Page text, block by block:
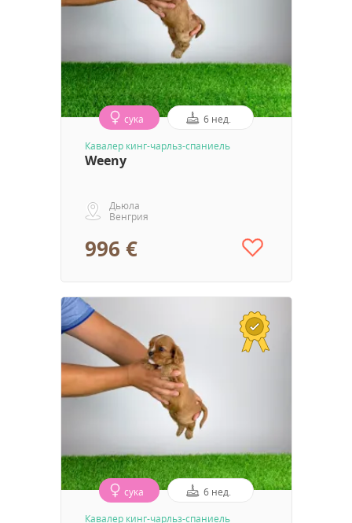
сука 6 нед.
Кавалер кинг-чарльз-спаниель
Weeny
Дьюла
Венгрия
996 €
сука 6 нед.
Кавалер кинг-чарльз-спаниель